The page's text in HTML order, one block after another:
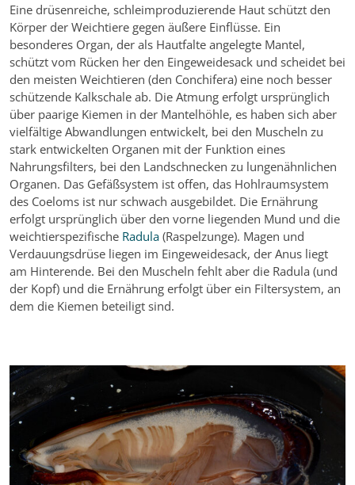
Eine drüsenreiche, schleimproduzierende Haut schützt den
Körper der Weichtiere gegen äußere Einflüsse. Ein
besonderes Organ, der als Hautfalte angelegte Mantel,
schützt vom Rücken her den Eingeweidesack und scheidet bei
den meisten Weichtieren (den Conchifera) eine noch besser
schützende Kalkschale ab. Die Atmung erfolgt ursprünglich
über paarige Kiemen in der Mantelhöhle, es haben sich aber
vielfältige Abwandlungen entwickelt, bei den Muscheln zu
stark entwickelten Organen mit der Funktion eines
Nahrungsfilters, bei den Landschnecken zu lungenähnlichen
Organen. Das Gefäßsystem ist offen, das Hohlraumsystem
des Coeloms ist nur schwach ausgebildet. Die Ernährung
erfolgt ursprünglich über den vorne liegenden Mund und die
weichtierspezifische Radula (Raspelzunge). Magen und
Verdauungsdrüse liegen im Eingeweidesack, der Anus liegt
am Hinterende. Bei den Muscheln fehlt aber die Radula (und
der Kopf) und die Ernährung erfolgt über ein Filtersystem, an
dem die Kiemen beteiligt sind.